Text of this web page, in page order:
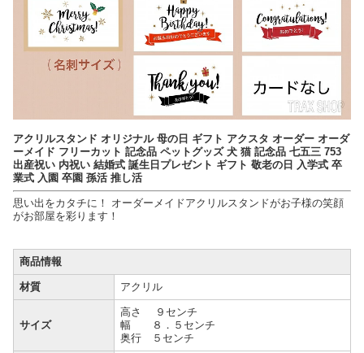
アクリルスタンド オリジナル 母の日 ギフト アクスタ オーダー オーダ
ーメイド フリーカット 記念品 ペットグッズ 犬 猫 記念品 七五三 753
出産祝い 内祝い 結婚式 誕生日プレゼント ギフト 敬老の日 入学式 卒
業式 入園 卒園 孫活 推し活
思い出をカタチに！ オーダーメイドアクリルスタンドがお子様の笑顔
がお部屋を彩ります！
商品情報
材質 アクリル
サイズ
高さ ９センチ
幅 ８．５センチ
奥行 ５センチ